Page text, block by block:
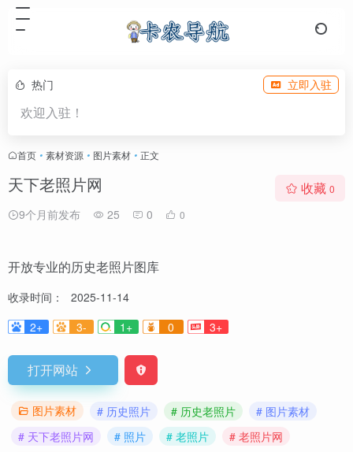
热门 立即入驻
欢迎入驻！
首页 • 素材资源 • 图片素材 • 正文
天下老照片网
9个月前发布 25 0 0
收藏 0
开放专业的历史老照片图库
收录时间：
2025-11-14
2+
3- 1+ 0 3+
打开网站
图片素材 # 历史照片 # 历史老照片
# 图片素材
# 天下老照片网
# 照片 # 老照片
# 老照片网